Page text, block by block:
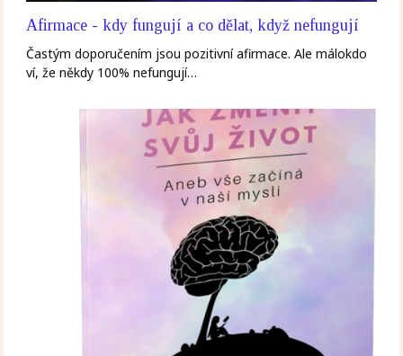
Afirmace - kdy fungují a co dělat, když nefungují
Častým doporučením jsou pozitivní afirmace. Ale málokdo
ví, že někdy 100% nefungují…